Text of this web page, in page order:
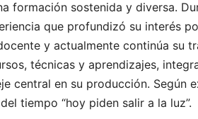
formación sostenida y diversa.
que profundizó su interés
y actualmente continúa su
técnicas y aprendizajes,
central en su producción. Según
tiempo “hoy piden salir a la luz”.